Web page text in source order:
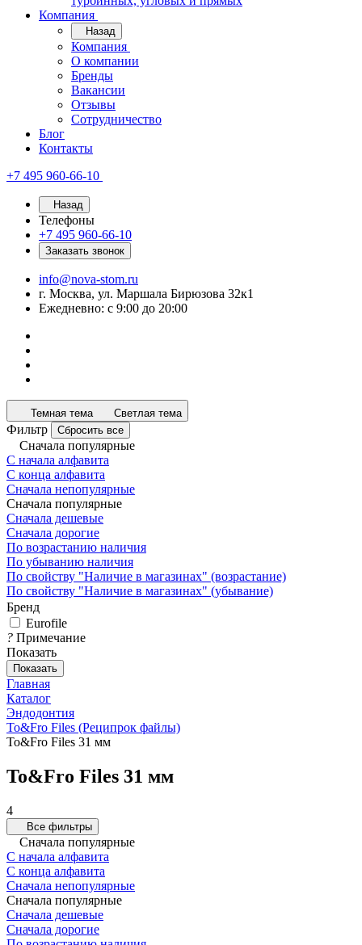
Компания
Назад
Компания
О компании
Бренды
Вакансии
Отзывы
Сотрудничество
Блог
Контакты
+7 495 960-66-10
Назад
Телефоны
+7 495 960-66-10
Заказать звонок
info@nova-stom.ru
г. Москва, ул. Маршала Бирюзова 32к1
Ежедневно: с 9:00 до 20:00
Темная тема Светлая тема
Фильтр Сбросить все
Сначала популярные
С начала алфавита
С конца алфавита
Сначала непопулярные
Сначала популярные
Сначала дешевые
Сначала дорогие
По возрастанию наличия
По убыванию наличия
По свойству "Наличие в магазинах" (возрастание)
По свойству "Наличие в магазинах" (убывание)
Бренд
Eurofile
? Примечание
Показать
Показать
Главная
Каталог
Эндодонтия
To&Fro Files (Реципрок файлы)
To&Fro Files 31 мм
To&Fro Files 31 мм
4
Все фильтры
Сначала популярные
С начала алфавита
С конца алфавита
Сначала непопулярные
Сначала популярные
Сначала дешевые
Сначала дорогие